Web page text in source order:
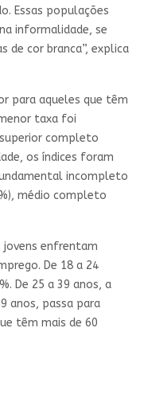
Essas populações
informalidade, se
de cor branca”, explica
para aqueles que têm
taxa foi
completo
os índices foram
incompleto
médio completo
jovens enfrentam
De 18 a 24
De 25 a 39 anos, a
anos, passa para
têm mais de 60